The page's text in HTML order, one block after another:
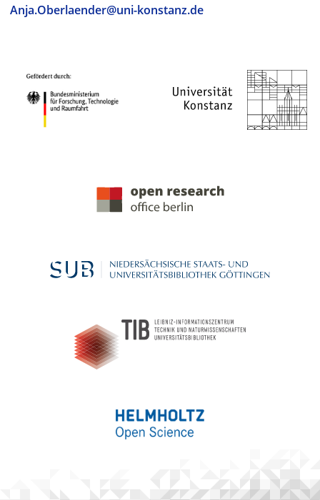
Anja.Oberlaender@uni-konstanz.de